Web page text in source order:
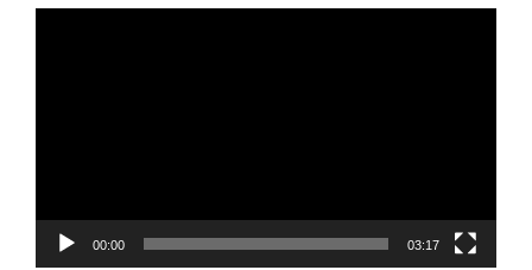
00:00 03:17